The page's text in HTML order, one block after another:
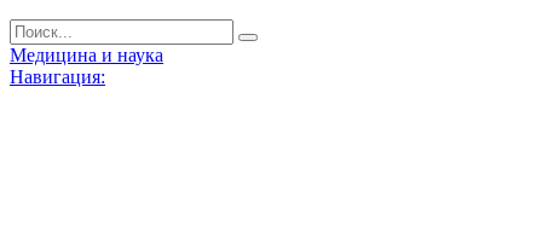
Медицина и наука
Навигация: